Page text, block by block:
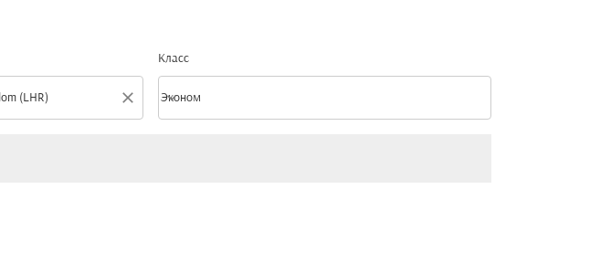
close
Класс
Класс option Эконом Selected
Эконом
keyboard_arrow_down